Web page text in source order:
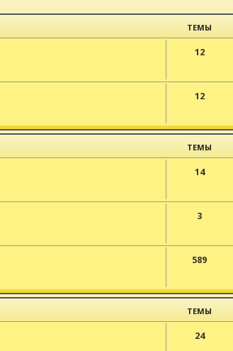
ТЕМЫ
12
12
ТЕМЫ
14
3
589
ТЕМЫ
24